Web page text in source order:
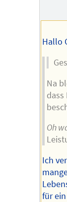
Hallo
Na
dass
Oh
Ich
für